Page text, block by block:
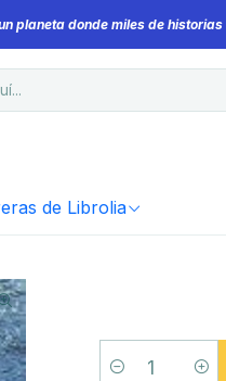
de Librolia
planeta donde miles de